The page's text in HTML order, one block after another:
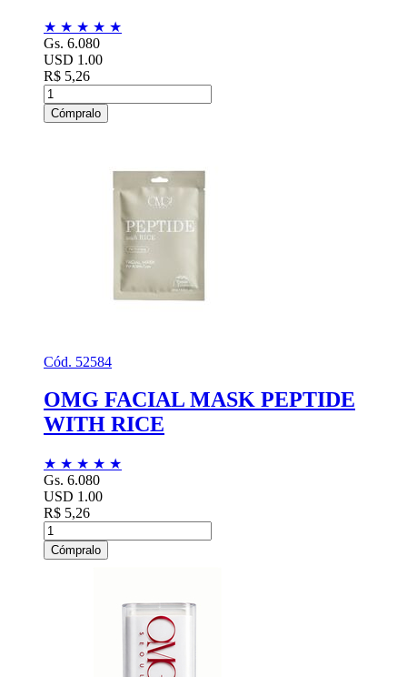
★ ★ ★ ★ ★
Gs. 6.080
USD 1.00
R$ 5,26
Cómpralo
Cód. 52584
OMG FACIAL MASK PEPTIDE
WITH RICE
★ ★ ★ ★ ★
Gs. 6.080
USD 1.00
R$ 5,26
Cómpralo